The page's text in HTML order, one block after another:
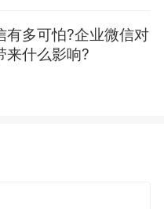
有多可怕?企业微信对
来什么影响?